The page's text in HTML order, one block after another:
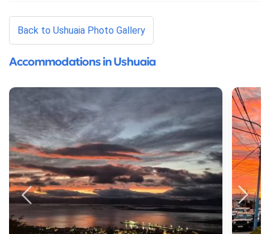
Back to Ushuaia Photo Gallery
Accommodations in Ushuaia